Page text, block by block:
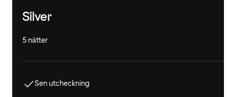
Silver
5 nätter
Sen utcheckning